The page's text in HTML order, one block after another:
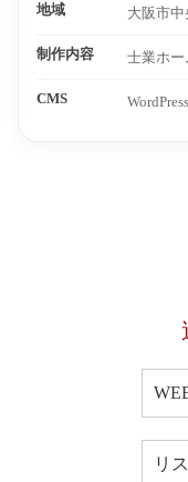
地域
大阪市中
制作内容 士業ホ
CMS WordPress
リ